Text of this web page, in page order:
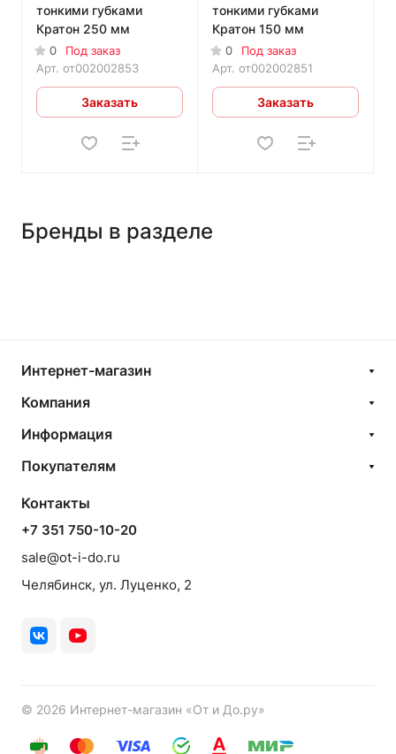
тонкими губками
Кратон 250 мм
0
Под заказ
Арт. от002002853
Заказать
тонкими губками
Кратон 150 мм
0
Под заказ
Арт. от002002851
Заказать
Бренды в разделе
Интернет-магазин
Компания
Информация
Покупателям
Контакты
+7 351 750-10-20
sale@ot-i-do.ru
Челябинск, ул. Луценко, 2
© 2026 Интернет-магазин «От и До.ру»